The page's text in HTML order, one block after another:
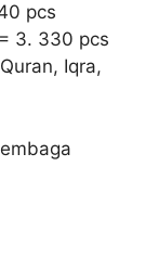
pcs
3. 330 pcs
Iqra,